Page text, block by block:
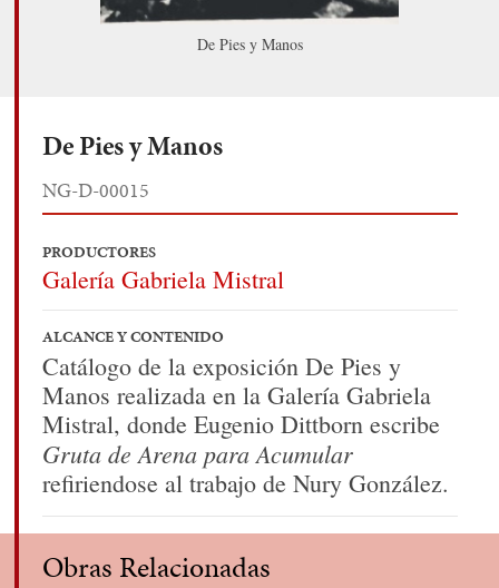
De Pies y Manos
De Pies y Manos
NG-D-00015
PRODUCTORES
Galería Gabriela Mistral
ALCANCE Y CONTENIDO
Catálogo de la exposición De Pies y
Manos realizada en la Galería Gabriela
Mistral, donde Eugenio Dittborn escribe
Gruta de Arena para Acumular
refiriendose al trabajo de Nury González.
Obras Relacionadas